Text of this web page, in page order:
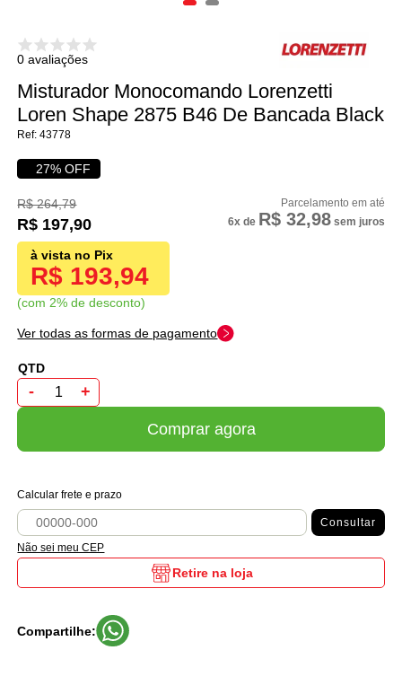
0 avaliações
Misturador Monocomando Lorenzetti
Loren Shape 2875 B46 De Bancada Black
43778
27% OFF
R$ 193,94
com 2% de desconto
R$ 264,79
R$ 197,90 6x de R$ 32,98sem juros
Ver todas as formas de pagamento
- +
Comprar agora
Calcular frete e prazo
Consultar
Não sei meu CEP
Retire na loja
Compartilhe: